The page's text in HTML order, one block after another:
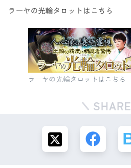
ラーヤの光輪タロットはこちら
ラーヤの光輪タロットはこちら
SHARE